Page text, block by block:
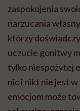
zaspokojenia
narzucania
którzy
uczucie gonitwy
tylko niespożytej
nic i nikt nie jest
emocjom może